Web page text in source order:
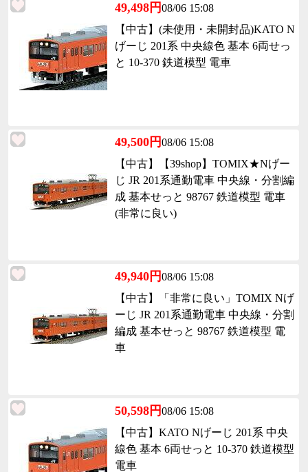
49,498円08/06 15:08
【中古】(未使用・未開封品)KATO N
げーじ 201系 中央線色 基本 6両せっ
と 10-370 鉄道模型 電車
49,500円08/06 15:08
【中古】【39shop】TOMIX★Nげー
じ JR 201系通勤電車 中央線・分割編
成 基本せっと 98767 鉄道模型 電車
(非常に良い)
49,940円08/06 15:08
【中古】「非常に良い」TOMIX Nげ
ーじ JR 201系通勤電車 中央線・分割
編成 基本せっと 98767 鉄道模型 電
車
50,598円08/06 15:08
【中古】KATO Nげーじ 201系 中央
線色 基本 6両せっと 10-370 鉄道模型
電車